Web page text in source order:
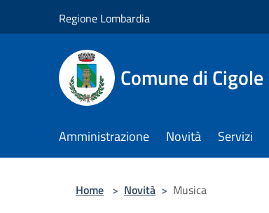
Regione Lombardia
Comune di Cigole
Amministrazione Novità Servizi
Home > Novità > Musica